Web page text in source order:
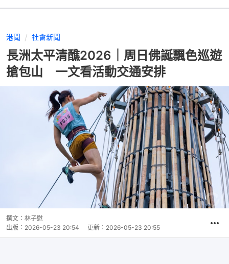
港聞 社會新聞
長洲太平清醮2026｜周日佛誕飄色巡遊
搶包山 一文看活動交通安排
撰文： 林子慰
出版： 2026-05-23 20:54 更新： 2026-05-23 20:55